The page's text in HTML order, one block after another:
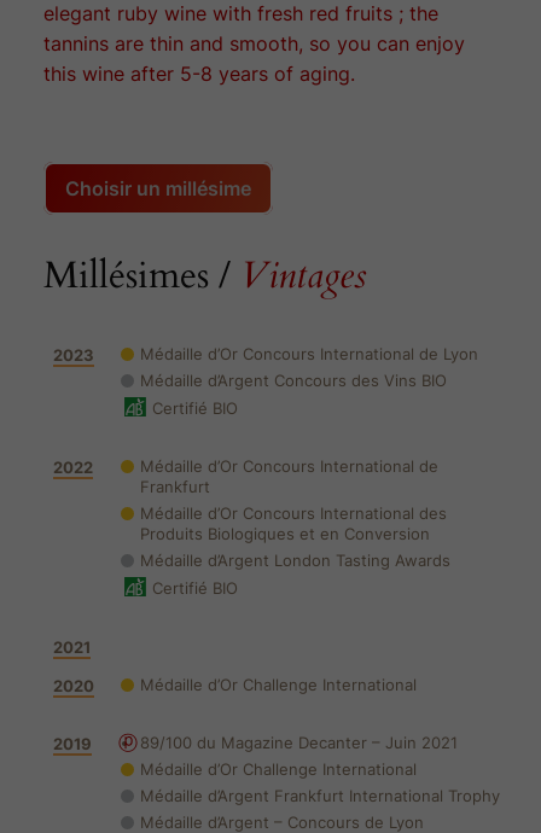
elegant ruby wine with fresh red fruits ; the
tannins are thin and smooth, so you can enjoy
this wine after 5-8 years of aging.
Choisir un millésime
Millésimes / Vintages
2023
Médaille d’Or Concours International de Lyon
Médaille d’Argent Concours des Vins BIO
Certifié BIO
2022
Médaille d’Or Concours International de
Frankfurt
Médaille d’Or Concours International des
Produits Biologiques et en Conversion
Médaille d’Argent London Tasting Awards
Certifié BIO
2021
2020 Médaille d’Or Challenge International
2019
89/100 du Magazine Decanter – Juin 2021
Médaille d’Or Challenge International
Médaille d’Argent Frankfurt International Trophy
Médaille d’Argent – Concours de Lyon